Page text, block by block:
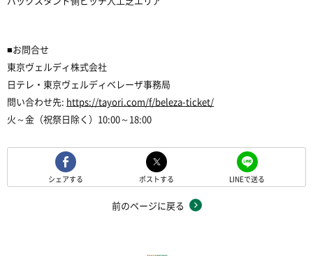
■お問合せ
東京ヴェルディ株式会社
日テレ・東京ヴェルディベレーザ事務局
問い合わせ先: https://tayori.com/f/beleza-ticket/
火～金（祝祭日除く）10:00～18:00
シェアする ポストする LINEで送る
前のページに戻る